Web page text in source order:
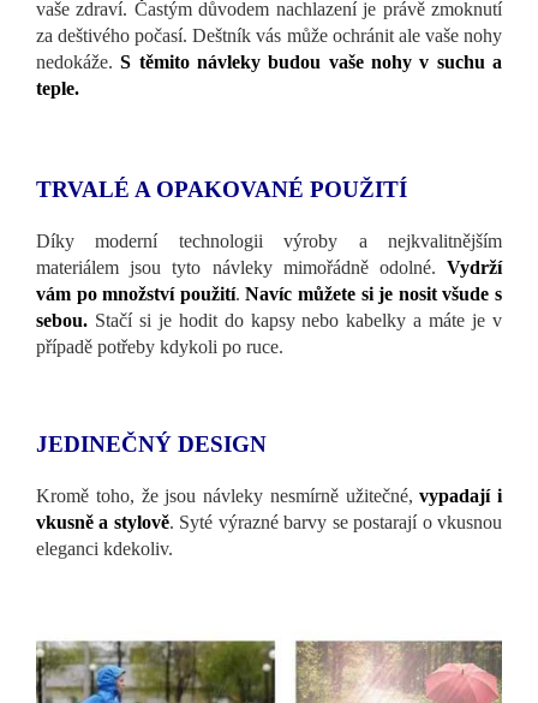
vaše zdraví. Častým důvodem nachlazení je právě zmoknutí
za deštivého počasí. Deštník vás může ochránit ale vaše nohy
nedokáže.S těmito návleky budou vaše nohy v suchu a
teple.
TRVALÉ A OPAKOVANÉ POUŽITÍ
Díky moderní technologii výroby a nejkvalitnějším
materiálem jsou tyto návleky mimořádně odolné. Vydrží
vám po množství použití.Navíc můžete si je nosit všude s
sebou. Stačí si je hodit do kapsy nebo kabelky a máte je v
případě potřeby kdykoli po ruce.
JEDINEČNÝ DESIGN
Kromě toho, že jsou návleky nesmírně užitečné,vypadají i
vkusně a stylově. Syté výrazné barvy se postarají o vkusnou
eleganci kdekoliv.